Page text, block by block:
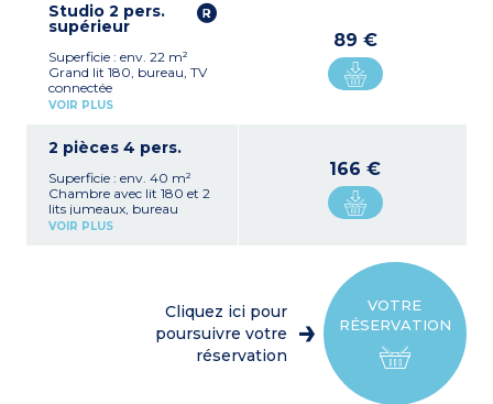
bouilloire, lave-vaisselle)
Salle de bain avec douche,
serviettes
Studio 2 pers.
supérieur
Superficie : env. 22 m²
Grand lit 180, bureau, TV
connectée
Cuisine équipée (plaque
bouilloire, lave-vaisselle)
sèche-cheveux, sèche-
serviettes
VOIR PLUS
89 €
2 pièces 4 pers.
Superficie : env. 40 m²
Chambre avec lit 180 et 2
lits jumeaux, bureau
Cuisine équipée (plaque
sèche-cheveux, sèche-
Ce logement correspond
VOIR PLUS
166 €
VOTRE
RÉSERVATION
Cliquez ici pour
poursuivre votre
réservation